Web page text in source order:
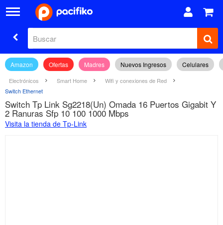
Amazon Ofertas Madres Nuevos Ingresos Celulares
Electrónicos Smart Home
Wifi y conexiones de Red
Switch Ethernet
Switch Tp Link Sg2218(Un) Omada 16 Puertos Gigabit Y
2 Ranuras Sfp 10 100 1000 Mbps
Visita la tienda de Tp-Link